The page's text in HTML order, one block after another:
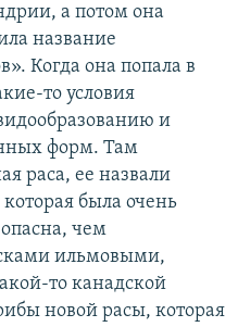
а потом она
название
Когда она попала в
то условия
и
форм. Там
раса, ее назвали
была очень
опасна, чем
ильмовыми,
то канадской
новой расы, которая